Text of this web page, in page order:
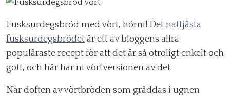
Fusksurdegsbröd med vört, hörni! Det nattjästa
fusksurdegsbrödet är ett av bloggens allra
populäraste recept för att det är så otroligt enkelt och
gott, och här har ni vörtversionen av det.
När doften av vörtbröden som gräddas i ugnen